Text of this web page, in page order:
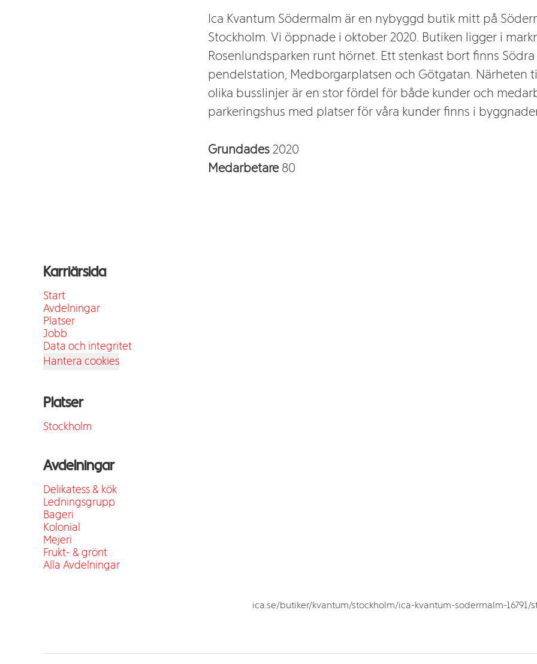
Ica Kvantum Södermalm är en nybyggd butik mitt på
Stockholm. Vi öppnade i oktober 2020. Butiken ligger i
Rosenlundsparken runt hörnet. Ett stenkast bort finns Södra
pendelstation, Medborgarplatsen och Götgatan. Närheten
olika busslinjer är en stor fördel för både kunder och
parkeringshus med platser för våra kunder finns i
Grundades 2020
Medarbetare 80
Karriärsida
Start
Avdelningar
Platser
Jobb
Data och integritet
Hantera cookies
Platser
Stockholm
Avdelningar
Delikatess & kök
Ledningsgrupp
Bageri
Kolonial
Mejeri
Frukt- & grönt
Alla Avdelningar
ica.se/butiker/kvantum/stockholm/ica-kvantum-sodermalm-16791/